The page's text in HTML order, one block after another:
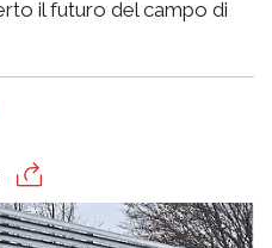
il futuro del campo di